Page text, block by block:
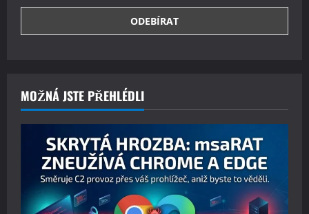
MOŽNÁ JSTE PŘEHLÉDLI